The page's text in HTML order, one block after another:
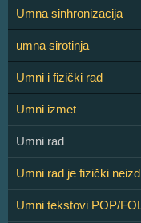
Umna sinhronizacija
umna sirotinja
Umni i fizički rad
Umni izmet
Umni rad
Umni rad je fizički
Umni tekstovi POP/